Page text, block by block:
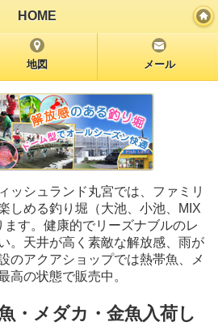
HOME
地図 メール
ッシュランド丸宮では、ファミリ
しめる釣り堀（大池、小池、MIX
す。健康的でリーズナブルのレ
。天井が高く素敵な解放感、雨が
のアクアショップでは熱帯魚、メ
高の状態で販売中。
・メダカ・金魚入荷し